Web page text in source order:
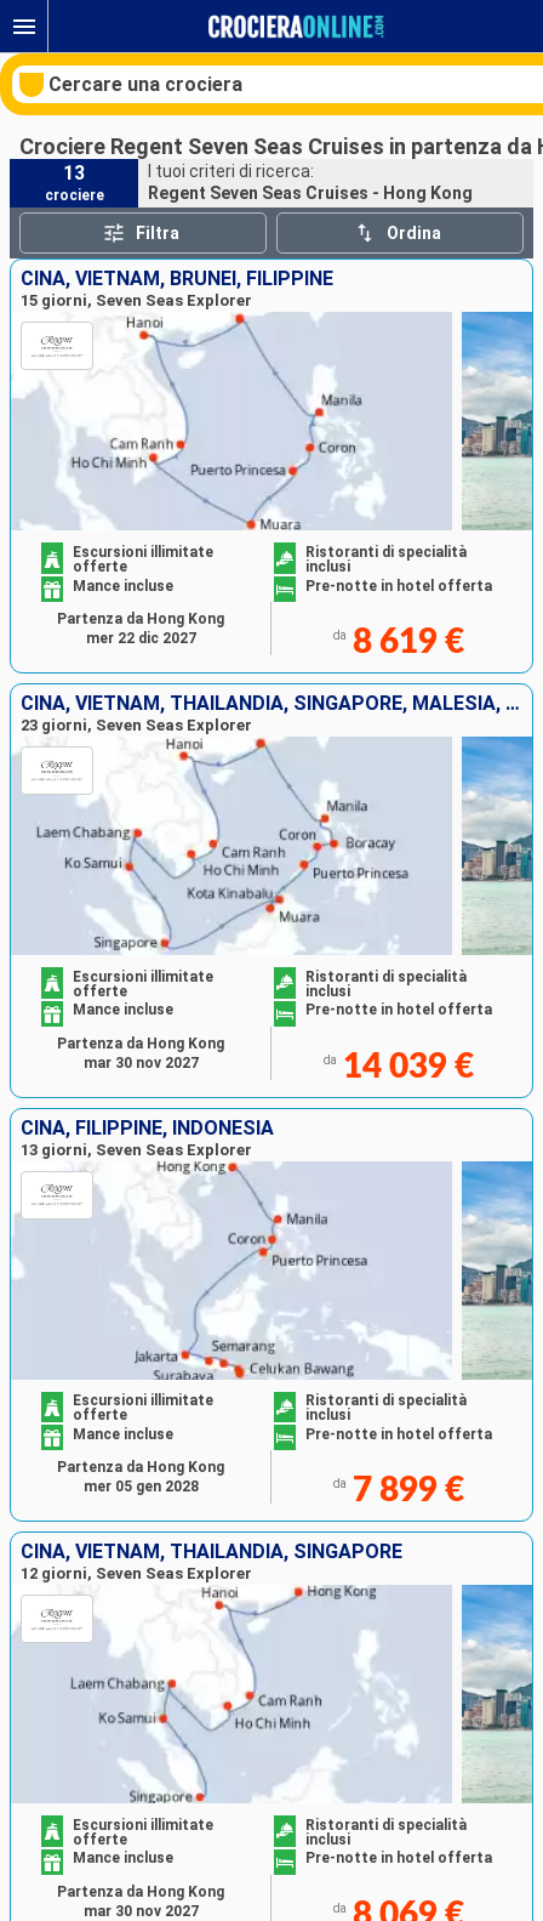
Cercare una crociera
Le nostre destinazioni
Mesi di partenza
Porti
Ricerca
Crociere Regent Seven Seas Cruises in partenza da
13
crociere
I tuoi criteri di ricerca:
Regent Seven Seas Cruises - Hong Kong
Filtra Ordina
CINA, VIETNAM, BRUNEI, FILIPPINE
15 giorni, Seven Seas Explorer
Escursioni illimitate
offerte
Ristoranti di specialità
inclusi
Mance incluse
Pre-notte in hotel offerta
da 8 619 €
Partenza da Hong Kong
mer 22 dic 2027
CINA, VIETNAM, THAILANDIA, SINGAPORE, MALESIA, BRUNEI, FILIPPINE
23 giorni, Seven Seas Explorer
Escursioni illimitate
offerte
Ristoranti di specialità
inclusi
Mance incluse
Pre-notte in hotel offerta
da 14 039 €
Partenza da Hong Kong
mar 30 nov 2027
CINA, FILIPPINE, INDONESIA
13 giorni, Seven Seas Explorer
Escursioni illimitate
offerte
Ristoranti di specialità
inclusi
Mance incluse
Pre-notte in hotel offerta
da 7 899 €
Partenza da Hong Kong
mer 05 gen 2028
CINA, VIETNAM, THAILANDIA, SINGAPORE
12 giorni, Seven Seas Explorer
Escursioni illimitate
offerte
Ristoranti di specialità
inclusi
Mance incluse
Pre-notte in hotel offerta
da
Partenza da Hong Kong
mar 30 nov 2027